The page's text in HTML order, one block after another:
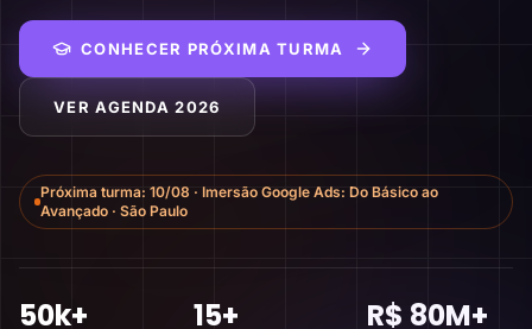
CONHECER PRÓXIMA TURMA
VER AGENDA 2026
Próxima turma: 10/08 · Imersão Google Ads: Do Básico ao
Avançado · São Paulo
50k+ 15+ R$ 80M+